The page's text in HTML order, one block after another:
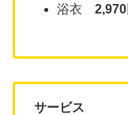
浴衣
サービス